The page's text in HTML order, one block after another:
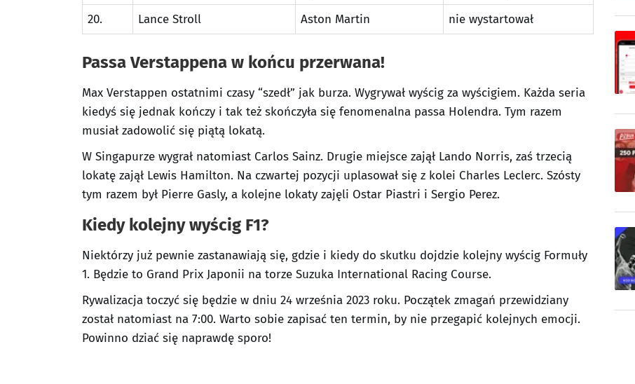
20.
Lance Stroll Aston Martin nie wystartował
Passa Verstappena w końcu przerwana!
Max Verstappen ostatnimi czasy “szedł” jak burza. Wygrywał wyścig za wyścigiem. Każda seria
kiedyś się jednak kończy i tak też skończyła się fenomenalna passa Holendra. Tym razem
musiał zadowolić się piątą lokatą.
W Singapurze wygrał natomiast Carlos Sainz. Drugie miejsce zajął Lando Norris, zaś trzecią
lokatę zajął Lewis Hamilton. Na czwartej pozycji uplasował się z kolei Charles Leclerc. Szósty
tym razem był Pierre Gasly, a kolejne lokaty zajęli Ostar Piastri i Sergio Perez.
Kiedy kolejny wyścig F1?
Niektórzy już pewnie zastanawiają się, gdzie i kiedy do skutku dojdzie kolejny wyścig Formuły
1. Będzie to Grand Prix Japonii na torze Suzuka International Racing Course.
Rywalizacja toczyć się będzie w dniu 24 września 2023 roku. Początek zmagań przewidziany
został natomiast na 7:00. Warto sobie zapisać ten termin, by nie przegapić kolejnych emocji.
Powinno dziać się naprawdę sporo!